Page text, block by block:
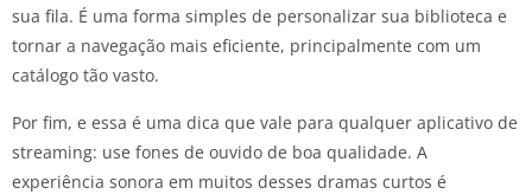
sua fila. É uma forma simples de personalizar sua biblioteca e
tornar a navegação mais eficiente, principalmente com um
catálogo tão vasto.
Por fim, e essa é uma dica que vale para qualquer aplicativo de
streaming: use fones de ouvido de boa qualidade. A
experiência sonora em muitos desses dramas curtos é